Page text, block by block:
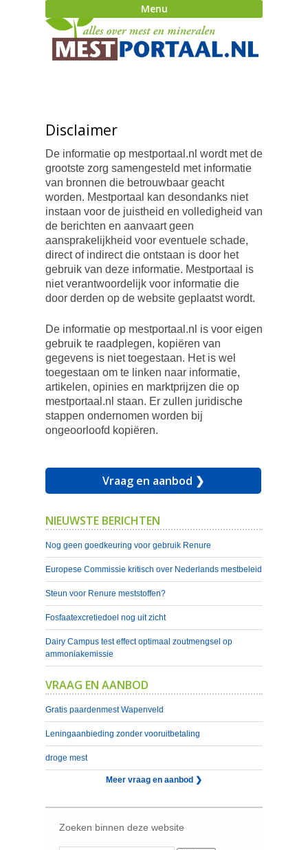
Menu
Disclaimer
De informatie op mestportaal.nl wordt met de
grootste zorg samengesteld met informatie
van bronnen die betrouwbaar geacht
worden. Mestportaal kan desondanks niet
instaan voor de juistheid en volledigheid van
de berichten en aanvaart geen
aansprakelijkheid voor eventuele schade,
direct of indirect die ontstaan is door het
gebruik van deze informatie. Mestportaal is
niet verantwoordelijk voor informatie die
door derden op de website geplaatst wordt.
De informatie op mestportaal.nl is voor eigen
gebruik te raadplegen, kopiëren van
gegevens is niet toegestaan. Het is wel
toegestaan om te linken naar informatie,
artikelen, opinies en marktprijzen die op
mestportaal.nl staan. Er zullen juridische
stappen ondernomen worden bij
ongeoorloofd kopiëren.
Vraag en aanbod ❯
NIEUWSTE BERICHTEN
Nog geen goedkeuring voor gebruik Renure
Europese Commissie kritisch over Nederlands mestbeleid
Steun voor Renure meststoffen?
Fosfaatexcretiedoel nog uit zicht
Dairy Campus test effect optimaal zoutmengsel op
ammoniakemissie
VRAAG EN AANBOD
Gratis paardenmest Wapenveld
Leningaanbieding zonder vooruitbetaling
droge mest
Meer vraag en aanbod ❯
Zoeken binnen deze website